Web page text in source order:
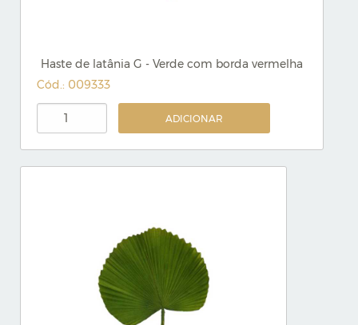
Haste de latânia G - Verde com borda vermelha
Cód.: 009333
ADICIONAR